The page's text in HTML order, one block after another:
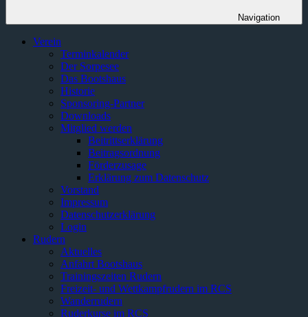
Navigation
Verein
Terminkalender
Der Sorpesee
Das Bootshaus
Historie
Sponsoring-Partner
Downloads
Mitglied werden
Beitrittserklärung
Beitragsordnung
Förderzusage
Erklärung zum Datenschutz
Vorstand
Impressum
Datenschutzerklärung
Login
Rudern
Aktuelles
Anfahrt Bootshaus
Trainingszeiten Rudern
Freizeit- und Wettkampfrudern im RCS
Wanderrudern
Ruderkurse im RCS